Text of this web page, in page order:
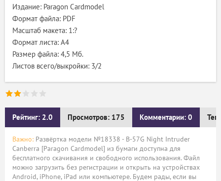
Издание: Paragon Cardmodel
Формат файла: PDF
Масштаб макета: 1:?
Формат листа: А4
Размер файла: 4,5 Мб.
Листов всего/выкройки: 3/2
Рейтинг: 2.0 Просмотров: 175 Комментарии: 0
Важно: Развёртка модели №18338 - B-57G Night Intruder
Canberra [Paragon Cardmodel] из бумаги доступна для
бесплатного скачивания и свободного использования. Файл
можно загрузить без регистрации и открыть на устройствах
Android, iPhone, iPad или компьютере. Будем рады, если вы